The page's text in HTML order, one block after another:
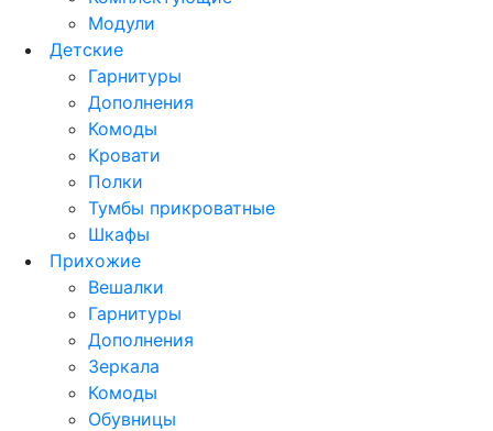
Модули
Детские
Гарнитуры
Дополнения
Комоды
Кровати
Полки
Тумбы прикроватные
Шкафы
Прихожие
Вешалки
Гарнитуры
Дополнения
Зеркала
Комоды
Обувницы